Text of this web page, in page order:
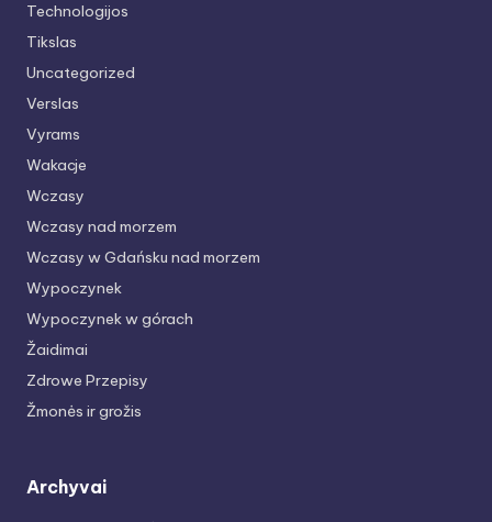
Technologijos
Tikslas
Uncategorized
Verslas
Vyrams
Wakacje
Wczasy
Wczasy nad morzem
Wczasy w Gdańsku nad morzem
Wypoczynek
Wypoczynek w górach
Žaidimai
Zdrowe Przepisy
Žmonės ir grožis
Archyvai